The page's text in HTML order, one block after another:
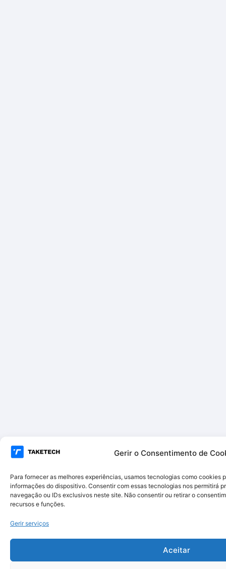
Gerir o Consentimento de
Para fornecer as melhores experiências, usamos tecnologias como cookies
informações do dispositivo. Consentir com essas tecnologias nos permitirá
navegação ou IDs exclusivos neste site. Não consentir ou retirar o
recursos e funções.
Gerir serviços
Aceitar